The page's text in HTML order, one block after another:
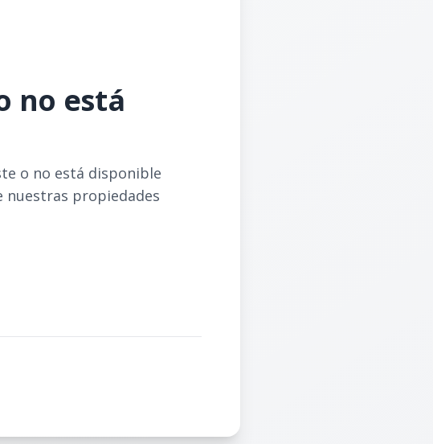
no está
o no está disponible
nuestras propiedades